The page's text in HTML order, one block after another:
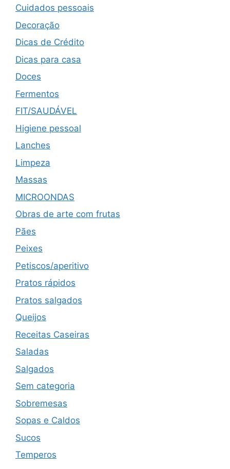
Cuidados pessoais
Decoração
Dicas de Crédito
Dicas para casa
Doces
Fermentos
FIT/SAUDÁVEL
Higiene pessoal
Lanches
Limpeza
Massas
MICROONDAS
Obras de arte com frutas
Pães
Peixes
Petiscos/aperitivo
Pratos rápidos
Pratos salgados
Queijos
Receitas Caseiras
Saladas
Salgados
Sem categoria
Sobremesas
Sopas e Caldos
Sucos
Temperos